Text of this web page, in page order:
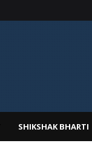
SHIKSHAK BHARTI